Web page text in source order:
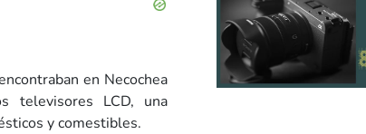
en Necochea
televisores LCD, una
y comestibles.